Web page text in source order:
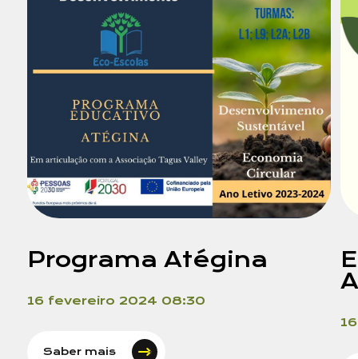
Mensagem
Programa Atégina
16 fevereiro 2024 08:30
Saber mais